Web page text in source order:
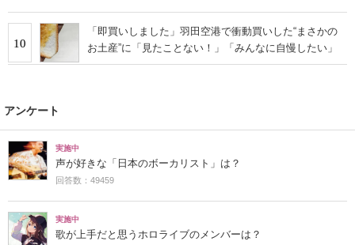
10
「即買いしました」羽田空港で衝動買いした“まさかの
お土産”に「見たことない！」「みんなに自慢したい」
アンケート
実施中
声が好きな「日本のボーカリスト」は？
回答数：49459
実施中
歌が上手だと思うホロライブのメンバーは？